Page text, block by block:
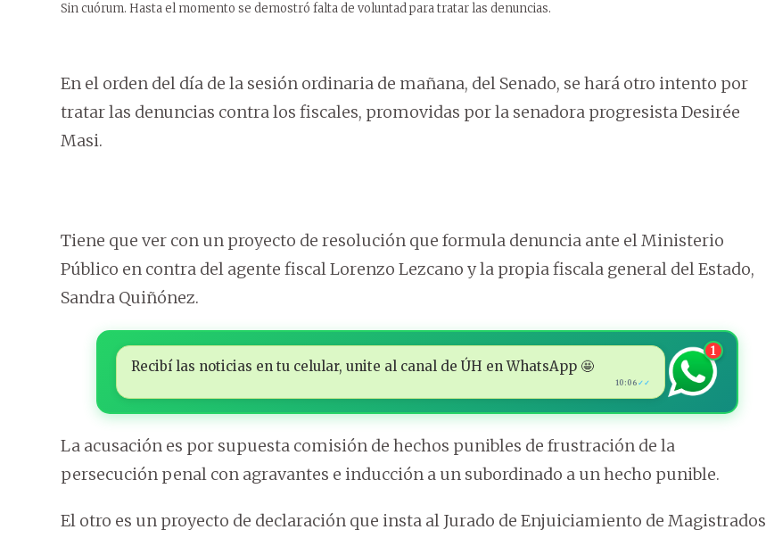
Sin cuórum. Hasta el momento se demostró falta de voluntad para tratar las denuncias.
En el orden del día de la sesión ordinaria de mañana, del Senado, se hará otro intento por
tratar las denuncias contra los fiscales, promovidas por la senadora progresista Desirée
Masi.
Tiene que ver con un proyecto de resolución que formula denuncia ante el Ministerio
Público en contra del agente fiscal Lorenzo Lezcano y la propia fiscala general del Estado,
Sandra Quiñónez.
Recibí las noticias en tu celular, unite al canal de ÚH en WhatsApp 🤩
10:06 ✓✓
1
La acusación es por supuesta comisión de hechos punibles de frustración de la
persecución penal con agravantes e inducción a un subordinado a un hecho punible.
El otro es un proyecto de declaración que insta al Jurado de Enjuiciamiento de Magistrados